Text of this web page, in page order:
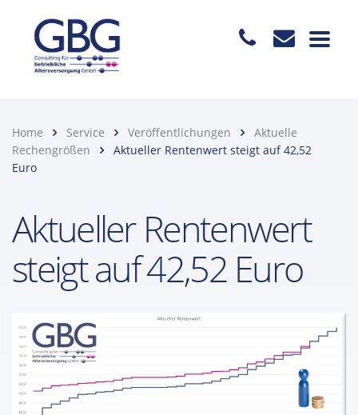
Home Service Veröffentlichungen
Aktuelle
Rechengrößen
Aktueller Rentenwert steigt auf 42,52
Euro
Aktueller Rentenwert
steigt auf 42,52 Euro